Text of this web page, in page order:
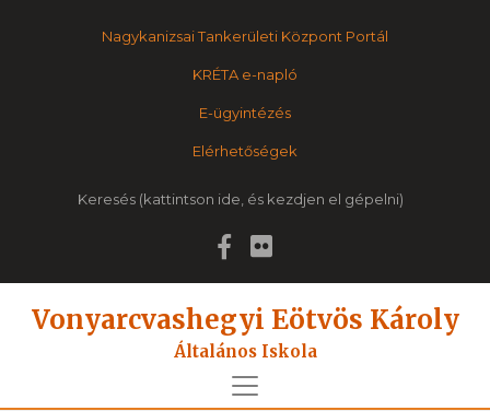
Nagykanizsai Tankerületi Központ Portál
KRÉTA e-napló
E-ügyintézés
Elérhetőségek
Keresés
Vonyarcvashegyi Eötvös Károly
Általános Iskola